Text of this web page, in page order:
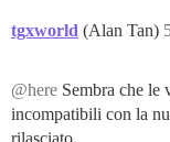
tgxworld (Alan Tan)
@here Sembra che le
incompatibili con la
rilasciato.